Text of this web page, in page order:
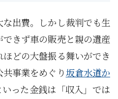
出費。しかし裁判でも生
きず車の販売と親の遺産
どの大盤振る舞いができ
事業をめぐり坂倉水道か
いった金銭は「収入」では